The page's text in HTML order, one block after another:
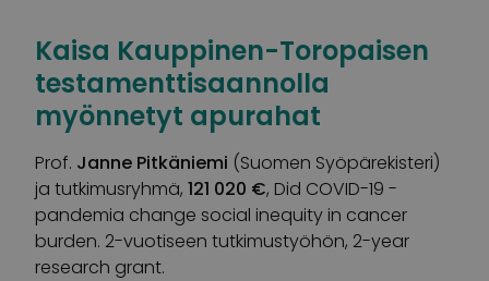
Kaisa Kauppinen-Toropaisen
testamenttisaannolla
myönnetyt apurahat
Prof. Janne Pitkäniemi (Suomen Syöpärekisteri)
ja tutkimusryhmä, 121 020 €, Did COVID-19 -
pandemia change social inequity in cancer
burden. 2-vuotiseen tutkimustyöhön, 2-year
research grant.